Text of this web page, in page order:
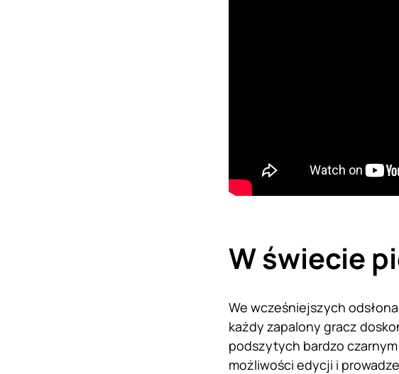
W świecie
We wcześniejszych
każdy zapalony gracz
podszytych bardzo
możliwości edycji i